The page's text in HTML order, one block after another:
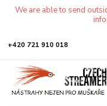
We are able to send
+420 721 910 018